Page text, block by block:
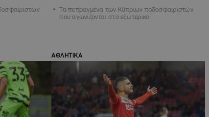
Τα πεπραγμένα των Κύπριων ποδοσφαιριστών
που αγωνίζονται στο εξωτερικό
ΑΘΛΗΤΙΚΑ